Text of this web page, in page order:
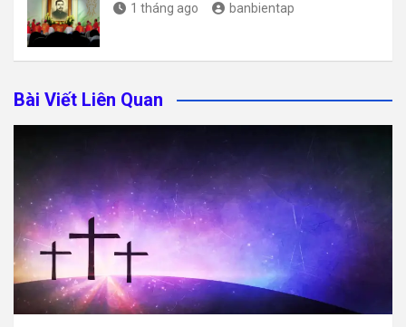
1 tháng ago banbientap
Bài Viết Liên Quan